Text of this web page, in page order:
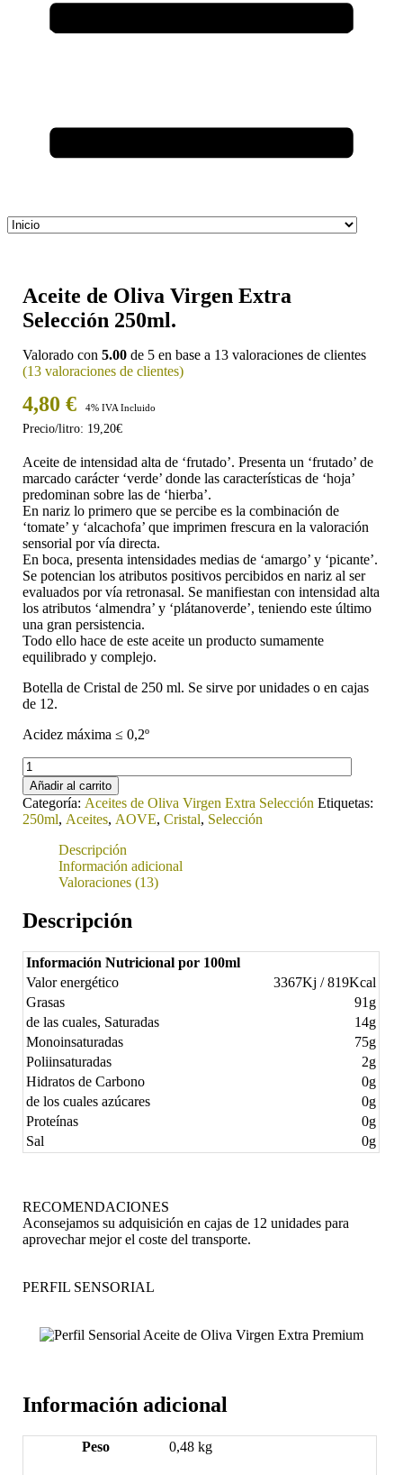
Aceite de Oliva Virgen Extra
Selección 250ml.
Valorado con5.00 de 5 en base a 13 valoraciones de clientes
(13 valoraciones de clientes)
4,80€ 4% IVA Incluido
Precio/litro: 19,20€
Aceite de intensidad alta de ‘frutado’. Presenta un ‘frutado’ de
marcado carácter ‘verde’ donde las características de ‘hoja’
predominan sobre las de ‘hierba’.
En nariz lo primero que se percibe es la combinación de
‘tomate’ y ‘alcachofa’ que imprimen frescura en la valoración
sensorial por vía directa.
En boca, presenta intensidades medias de ‘amargo’ y ‘picante’.
Se potencian los atributos positivos percibidos en nariz al ser
evaluados por vía retronasal. Se manifiestan con intensidad alta
los atributos ‘almendra’ y ‘plátanoverde’, teniendo este último
una gran persistencia.
Todo ello hace de este aceite un producto sumamente
equilibrado y complejo.
Botella de Cristal de 250 ml. Se sirve por unidades o en cajas
de 12.
Acidez máxima ≤ 0,2º
Aceite
de
Oliva
Virgen
Extra
Selección
250ml.
cantidad
Añadir al carrito
Categoría: Aceites de Oliva Virgen Extra Selección Etiquetas:
250ml, Aceites, AOVE,Cristal, Selección
Descripción
Información adicional
Valoraciones (13)
Descripción
Información Nutricional por 100ml
Valor energético
3367Kj / 819Kcal
Grasas
91g
de las cuales, Saturadas
14g
Monoinsaturadas
75g
Poliinsaturadas
2g
Hidratos de Carbono
0g
de los cuales azúcares
0g
Proteínas
0g
Sal
0g
RECOMENDACIONES
Aconsejamos su adquisición en cajas de 12 unidades para
aprovechar mejor el coste del transporte.
PERFIL SENSORIAL
Información adicional
Peso 0,48 kg